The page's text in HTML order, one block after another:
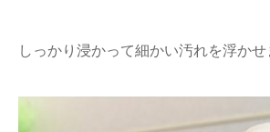
しっかり浸かって細かい汚れを浮かせ